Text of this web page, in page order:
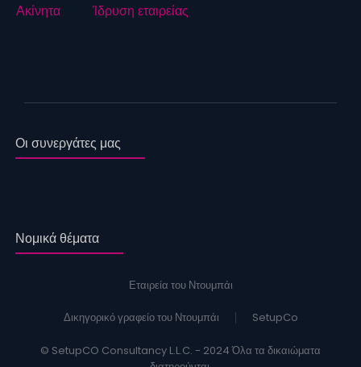
Ακίνητα
Ίδρυση εταιρείας
Οι συνεργάτες μας
Νομικά θέματα
Εταιρεία του Ντουμπάι
Δικηγορικό γραφείο του Ντουμπάι SetupCo
© SetupCO Consultancy L.L.C. - 2024 Όλα τα δικαιώματα